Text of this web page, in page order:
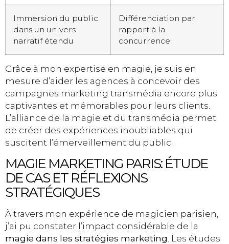
Immersion du public
dans un univers
narratif étendu
Différenciation par
rapport à la
concurrence
Grâce à mon expertise en magie, je suis en
mesure d’aider les agences à concevoir des
campagnes marketing transmédia encore plus
captivantes et mémorables pour leurs clients.
L’alliance de la magie et du transmédia permet
de créer des expériences inoubliables qui
suscitent l’émerveillement du public.
MAGIE MARKETING PARIS: ÉTUDE
DE CAS ET RÉFLEXIONS
STRATÉGIQUES
À travers mon expérience de magicien parisien,
j’ai pu constater l’impact considérable de la
magie dans les stratégies marketing . Les études